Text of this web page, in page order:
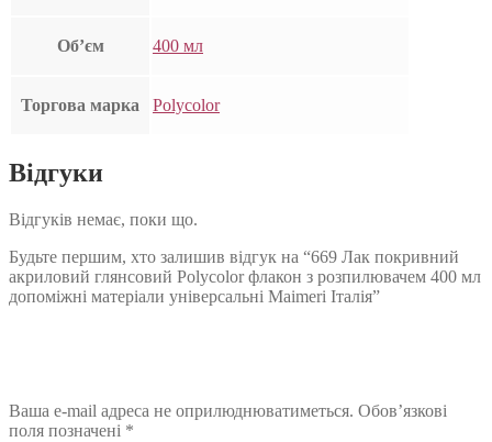
Об’єм 400 мл
Торгова марка Polycolor
Відгуки
Відгуків немає, поки що.
Будьте першим, хто залишив відгук на “669 Лак покривний
акриловий глянсовий Polycolor флакон з розпилювачем 400 мл
допоміжні матеріали універсальні Maimeri Італія”
Ваша e-mail адреса не оприлюднюватиметься. Обов’язкові
поля позначені *